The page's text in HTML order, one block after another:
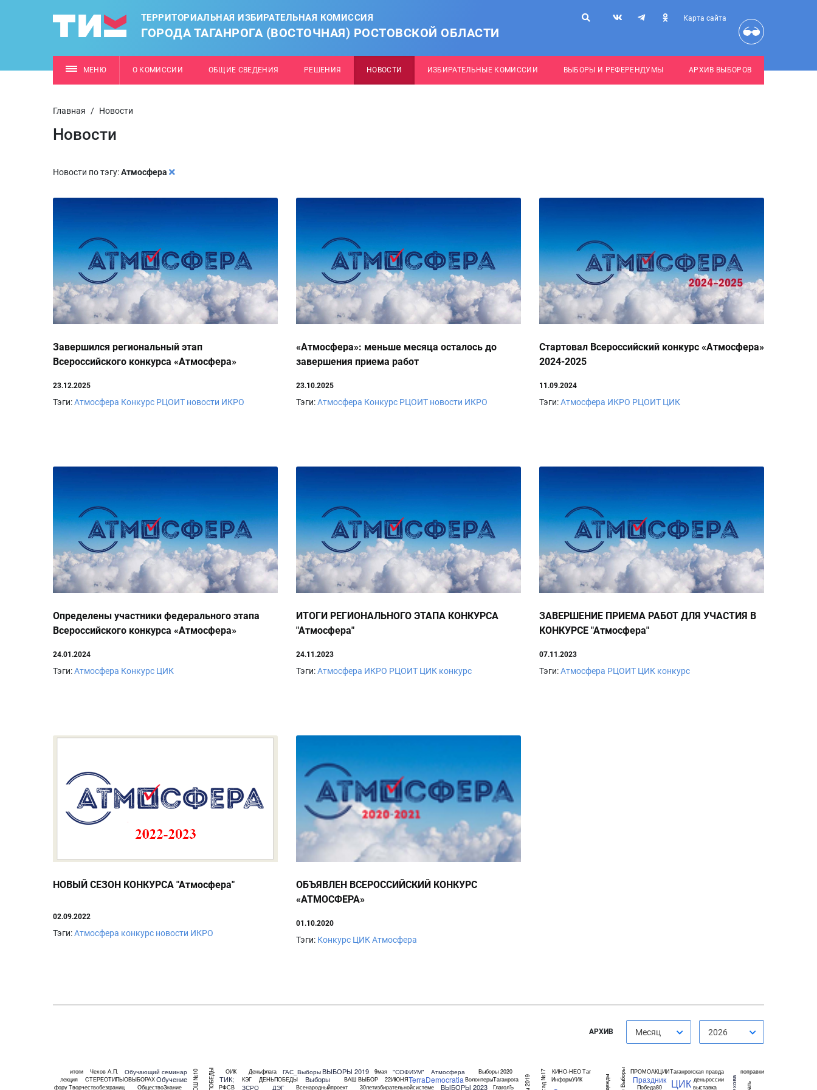
ТЕРРИТОРИАЛЬНАЯ ИЗБИРАТЕЛЬНАЯ КОМИССИЯ
ГОРОДА ТАГАНРОГА (ВОСТОЧНАЯ) РОСТОВСКОЙ ОБЛАСТИ
Карта сайта
МЕНЮ О КОМИССИИ ОБЩИЕ СВЕДЕНИЯ РЕШЕНИЯ НОВОСТИ ИЗБИРАТЕЛЬНЫЕ КОМИССИИ ВЫБОРЫ И РЕФЕРЕНДУМЫ АРХИВ ВЫБОРОВ
Главная / Новости
Новости
Новости по тэгу:Атмосфера
Завершился региональный этап
Всероссийского конкурса «Атмосфера»
23.12.2025
Тэги:Атмосфера Конкурс РЦОИТ новости ИКРО
«Атмосфера»: меньше месяца осталось до
завершения приема работ
23.10.2025
Тэги:Атмосфера Конкурс РЦОИТ новости ИКРО
Стартовал Всероссийский конкурс «Атмосфера»
2024-2025
11.09.2024
Тэги:Атмосфера ИКРО РЦОИТ ЦИК
Определены участники федерального этапа
Всероссийского конкурса «Атмосфера»
24.01.2024
Тэги:Атмосфера Конкурс ЦИК
ИТОГИ РЕГИОНАЛЬНОГО ЭТАПА КОНКУРСА
"Атмосфера"
24.11.2023
Тэги:Атмосфера ИКРО РЦОИТ ЦИК конкурс
ЗАВЕРШЕНИЕ ПРИЕМА РАБОТ ДЛЯ УЧАСТИЯ В
КОНКУРСЕ "Атмосфера"
07.11.2023
Тэги:Атмосфера РЦОИТ ЦИК конкурс
НОВЫЙ СЕЗОН КОНКУРСА "Атмосфера"
02.09.2022
Тэги:Атмосфера конкурс новости ИКРО
ОБЪЯВЛЕН ВСЕРОССИЙСКИЙ КОНКУРС
«АТМОСФЕРА»
01.10.2020
Тэги: Конкурс ЦИКАтмосфера
АРХИВ Месяц 2026
"СОФИУМ"
22ИЮНЯ
30летизбирательнойсистеме
9мая
TerraDemocratia
Атмосфера
ВАШ ВЫБОР
ВЫБОРЫ 2019
ВЫБОРЫ 2023
ВолонтерыТаганрога
Всенародныйпроект
Выборы
Выборы 2020
ГАС_Выборы
ГлаголЪ
ДЕНЬПОБЕДЫ
ДЭГ
Деньфлага
ЗСРО
ИнформУИК
КИНО-НЕО
КЭГ
ОИК
Обучающий семинар
Обучение
ОбществоЗнание
ПРОМОАКЦИИ
Победа80
Праздник
РФСВ
СТЕРЕОТИПЫОВЫБОРАХ ТИК;
Таг
Таганрогская правда
Творчествобезграниц
ЦИК
Чехов А.П.
выставка
деньроссии
итоги
лекция
поправки
фору